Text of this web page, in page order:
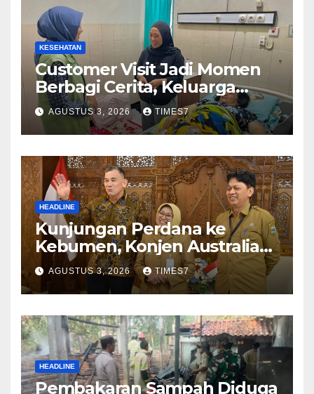
KESEHATAN
Customer Visit Jadi Momen
Berbagi Cerita, Keluarga
Nurhayati Rasakan Manfaat
NyataProgram JKN
AGUSTUS 3, 2026 TIMES7
HEADLINE
Kunjungan Perdana ke
Kebumen, Konjen Australia
Jajaki Kerja Sama Pariwisata
hingga Pendidikan
AGUSTUS 3, 2026 TIMES7
HEADLINE
Pembakaran Sampah Diduga